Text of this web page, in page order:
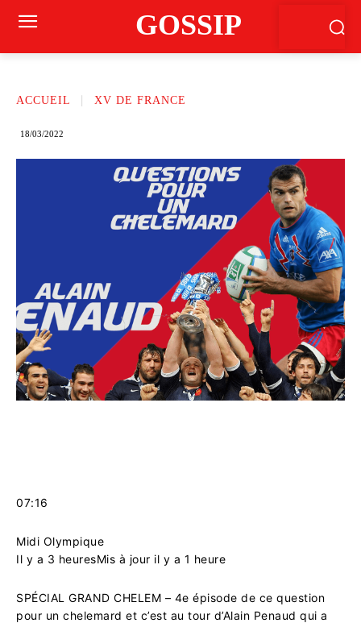
GOSSIP
ACCUEIL XV DE FRANCE
18/03/2022
07:16
Midi Olympique
Il y a 3 heuresMis à jour il y a 1 heure
SPÉCIAL GRAND CHELEM – 4e épisode de ce question
pour un chelemard et c’est au tour d’Alain Penaud qui a